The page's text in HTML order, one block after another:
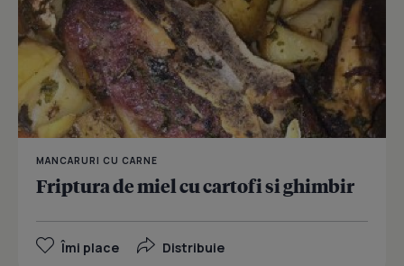
MANCARURI CU CARNE
Friptura de miel cu cartofi si ghimbir
Îmi place Distribuie